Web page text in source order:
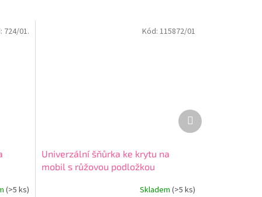
(>5 ks)
724/01.
Univerzální šňůrka ke krytu na
mobil s růžovou podložkou
Skladem (>5 ks)
Kód: 115872/01
Další
produkt